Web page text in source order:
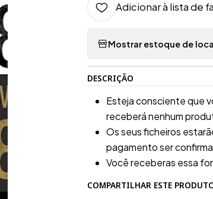
Adicionar à lista de
Mostrar estoque de
DESCRIÇÃO
Esteja consciente que
receberá nenhum
Os seus ficheiros
pagamento ser
Você receberas essa
COMPARTILHAR ESTE